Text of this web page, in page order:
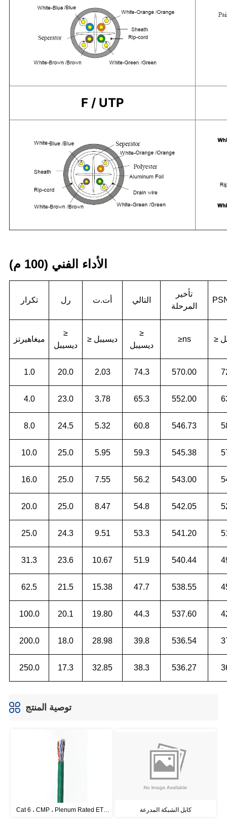
توصية المنتج
Cat 6 ، CMP ، Plenum Rated ETL
كابل الشبكة المدرعة